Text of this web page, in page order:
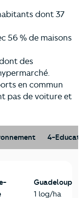
dont 37
56 % de maisons
des
en commun
pas de voiture et
4-
Guadeloupe
1 log/ha